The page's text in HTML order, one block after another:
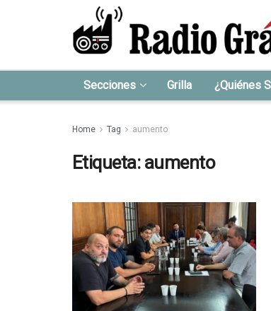
Secciones Grilla ¿Quiénes
Home Tag aumento
Etiqueta: aumento